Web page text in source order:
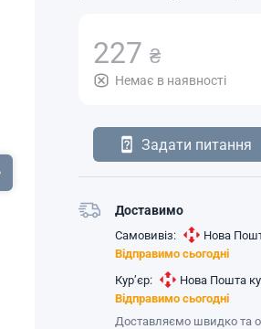
227 ₴
Немає в наявності
Задати питання
Доставимо
Самовивіз:
Нова
Відправимо сьогодні
Кур’єр:
Нова Пошта
Відправимо сьогодні
Доставляємо швидко та